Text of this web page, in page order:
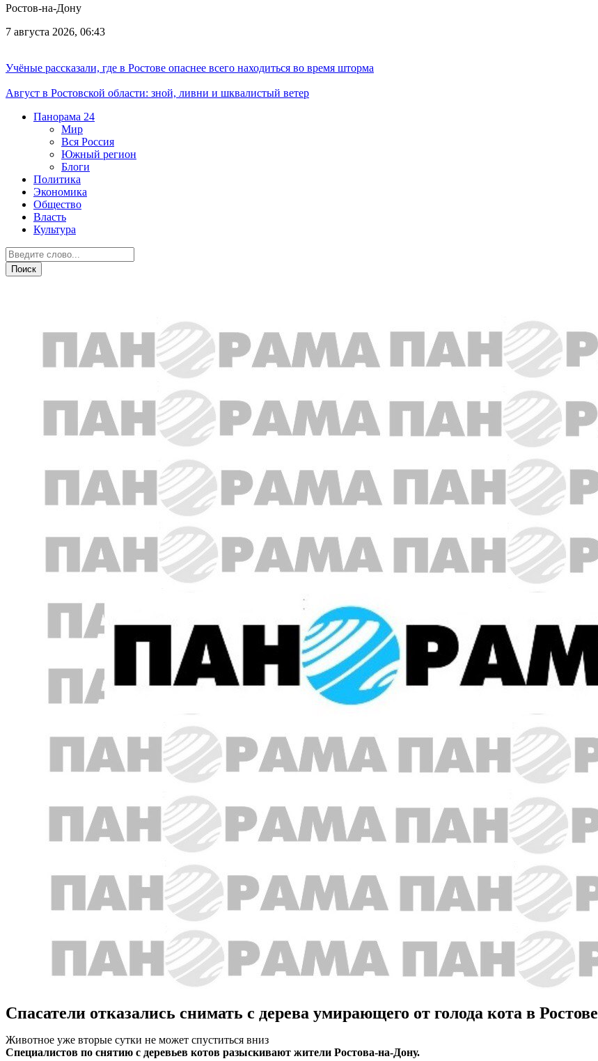
Ростов-на-Дону
7 августа 2026, 06:43
Учёные рассказали, где в Ростове опаснее всего находиться во время шторма
Август в Ростовской области: зной, ливни и шквалистый ветер
Панорама 24
Мир
Вся Россия
Южный регион
Блоги
Политика
Экономика
Общество
Власть
Культура
Спасатели отказались снимать с дерева умирающего от голода кота в Ростове
Животное уже вторые сутки не может спуститься вниз
Специалистов по снятию с деревьев котов разыскивают жители Ростова-на-Дону.